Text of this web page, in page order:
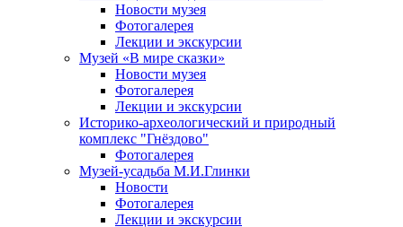
Новости музея
Фотогалерея
Лекции и экскурсии
Музей «В мире сказки»
Новости музея
Фотогалерея
Лекции и экскурсии
Историко-археологический и природный
комплекс "Гнёздово"
Фотогалерея
Музей-усадьба М.И.Глинки
Новости
Фотогалерея
Лекции и экскурсии